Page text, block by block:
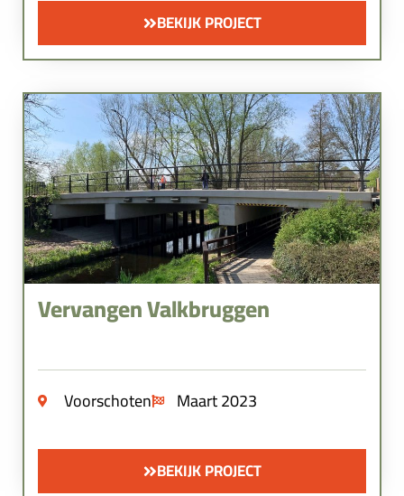
BEKIJK PROJECT
Vervangen Valkbruggen
Voorschoten Maart 2023
BEKIJK PROJECT